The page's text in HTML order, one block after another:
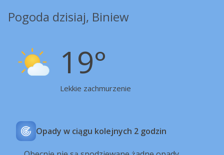
Pogoda dzisiaj, Biniew
19°
Lekkie zachmurzenie
Opady w ciągu kolejnych 2 godzin